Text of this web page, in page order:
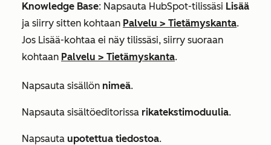
Knowledge Base: Napsauta HubSpot-tilissäsi Lisää
ja siirry sitten kohtaan Palvelu > Tietämyskanta.
Jos Lisää-kohtaa ei näy tilissäsi, siirry suoraan
kohtaan Palvelu > Tietämyskanta.
Napsauta sisällön nimeä.
Napsauta sisältöeditorissa rikatekstimoduulia.
Napsauta upotettua tiedostoa.